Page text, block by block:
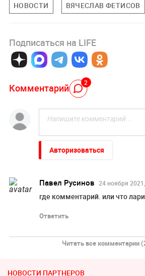
НОВОСТИ ВЯЧЕСЛАВ ФЕТИСОВ
Подписаться на LIFE
Комментарий 2
Авторизоваться
Павел Русинов 24 ноября
где комментарий. или что
Ответить
Читать все комментарии
НОВОСТИ ПАРТНЕРОВ